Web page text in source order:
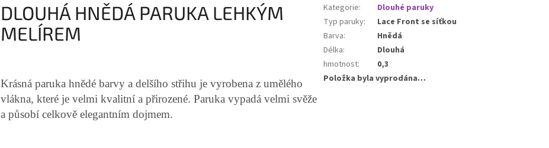
DLOUHÁ HNĚDÁ PARUKA LEHKÝM
MELÍREM
Krásná paruka hnědé barvy a delšího střihu je vyrobena z umělého
vlákna, které je velmi kvalitní a přirozené. Paruka vypadá velmi svěže
a působí celkově elegantním dojmem.
Kategorie:
Dlouhé paruky
Typ paruky:
Lace Front se síťkou
Barva:
Hnědá
Délka:
Dlouhá
hmotnost:
0,3
Položka byla vyprodána…